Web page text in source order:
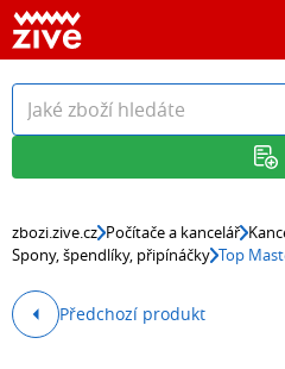
zbozi.zive.cz Počítače a kancelář
Spony, špendlíky, připínáčky Top
Předchozí produkt